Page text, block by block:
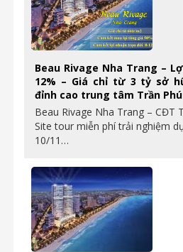
Beau Rivage Nha Trang –
12% – Giá chỉ từ 3 tỷ sở
đỉnh cao trung tâm Trần Phú
Beau Rivage Nha Trang – CĐT
Site tour miễn phí trải nghiệm
10/11…